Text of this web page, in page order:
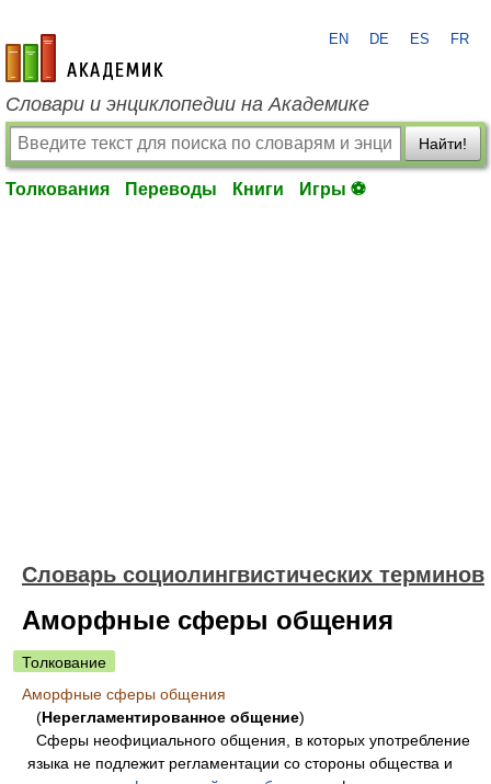
academic.ru
EN DE ES FR
Словари и энциклопедии на Академике
Найти!
Толкования Переводы Книги Игры ⚽
Словарь социолингвистических терминов
Аморфные сферы общения
Толкование
Аморфные сферы общения
(Нерегламентированное общение)
Сферы неофициального общения, в которых употребление
языка не подлежит регламентации со стороны общества и